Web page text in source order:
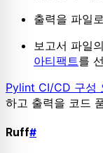
출력을 파일
보고서 파일
아티팩트를
Pylint CI/CD 구성
하고 출력을 코드
Ruff#